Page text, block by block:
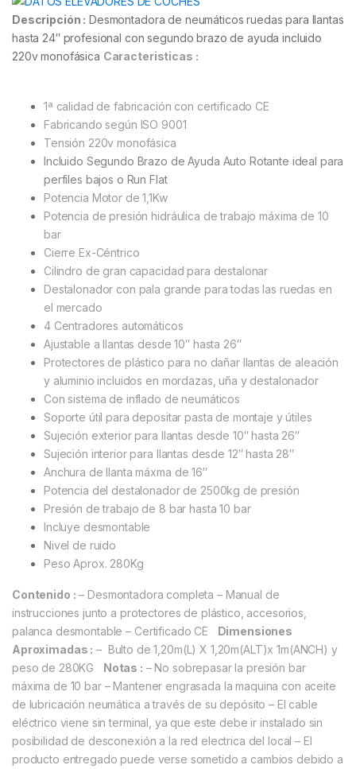
Descripción : Desmontadora de neumáticos ruedas para llantas
hasta 24″ profesional con segundo brazo de ayuda incluido
220v monofásica Caracteristicas :
1ª calidad de fabricación con certificado CE
Fabricando según ISO 9001
Tensión 220v monofásica
Incluido Segundo Brazo de Ayuda Auto Rotante ideal para
perfiles bajos o Run Flat
Potencia Motor de 1,1Kw
Potencia de presión hidráulica de trabajo máxima de 10
bar
Cierre Ex-Céntrico
Cilindro de gran capacidad para destalonar
Destalonador con pala grande para todas las ruedas en
el mercado
4 Centradores automáticos
Ajustable a llantas desde 10″ hasta 26″
Protectores de plástico para no dañar llantas de aleación
y aluminio incluidos en mordazas, uña y destalonador
Con sistema de inflado de neumáticos
Soporte útil para depositar pasta de montaje y útiles
Sujeción exterior para llantas desde 10″ hasta 26″
Sujeción interior para llantas desde 12″ hasta 28″
Anchura de llanta máxma de 16″
Potencia del destalonador de 2500kg de presión
Presión de trabajo de 8 bar hasta 10 bar
Incluye desmontable
Nivel de ruido
Peso Aprox. 280Kg
Contenido : – Desmontadora completa – Manual de
instrucciones junto a protectores de plástico, accesorios,
palanca desmontable – Certificado CE
Dimensiones
Aproximadas : – Bulto de 1,20m(L) X 1,20m(ALT)x 1m(ANCH) y
peso de 280KG
Notas : – No sobrepasar la presión bar
máxima de 10 bar – Mantener engrasada la maquina con aceite
de lubricación neumática a través de su depósito – El cable
eléctrico viene sin terminal, ya que este debe ir instalado sin
posibilidad de desconexión a la red electrica del local – El
producto entregado puede verse sometido a cambios debido a